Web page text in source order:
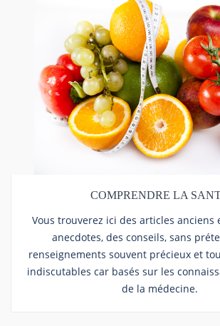
COMPRENDRE LA
Vous trouverez ici des articles anciens
anecdotes, des conseils, sans
renseignements souvent précieux et
indiscutables car basés sur les
de la médecine.